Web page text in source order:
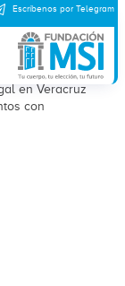
Escríbenos por Telegram
en
en Veracruz
con